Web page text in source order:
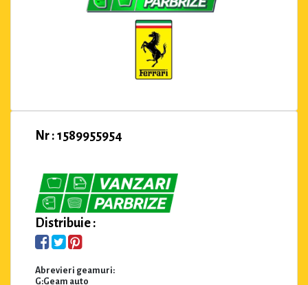
Nr : 1589955954
Distribuie :
Abrevieri geamuri:
G:Geam auto